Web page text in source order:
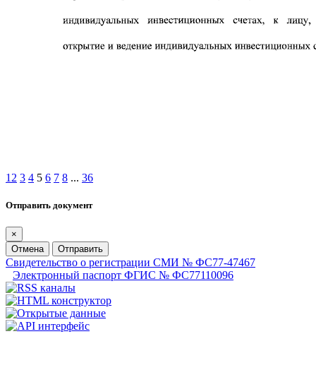
1 2 3 4 5 6 7 8 ... 36
Отправить документ
×
Отмена
Отправить
Свидетельство о регистрации СМИ № ФС77-47467
Электронный паспорт ФГИС № ФС77110096